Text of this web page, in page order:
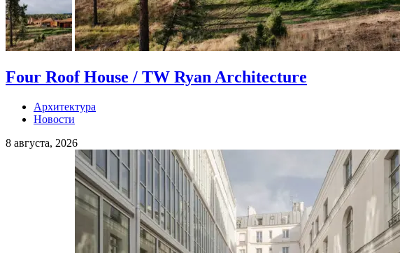
Four Roof House / TW Ryan Architecture
Архитектура
Новости
8 августа, 2026